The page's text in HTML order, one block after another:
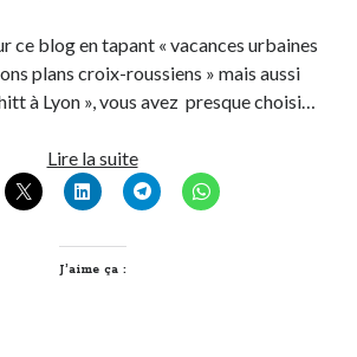
ce blog en tapant « vacances urbaines
plans croix-roussiens » mais aussi
à Lyon », vous avez presque choisi…
Lire la suiteVoyager
en
4
J’aime ça :